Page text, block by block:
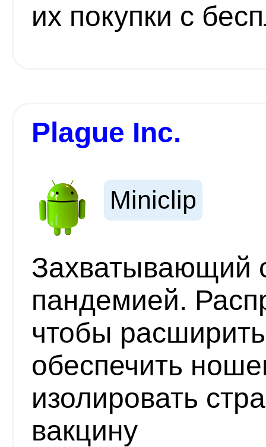
их покупки с
Plague Inc.
Miniclip
Захватывающий
пандемией.
чтобы
обеспечить
изолировать
вакцину